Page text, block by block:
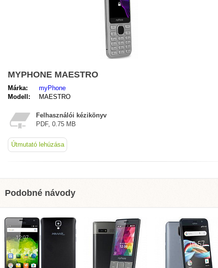
MYPHONE MAESTRO
Márka:
myPhone
Modell:
MAESTRO
Felhasználói kézikönyv
PDF, 0.75 MB
Útmutató lehúzása
Podobné návody